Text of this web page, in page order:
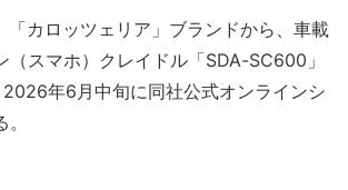
カロッツェリア」ブランドから、車載
（スマホ）クレイドル「SDA-SC600」
年6月中旬に同社公式オンラインシ